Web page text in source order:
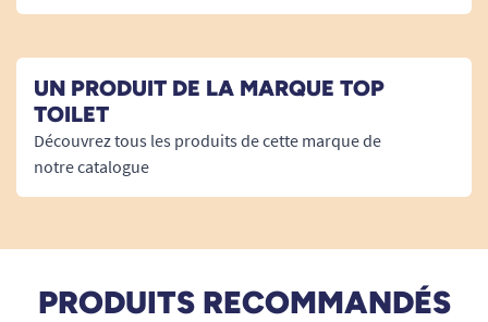
Retrouvez tous nos abattants de toilettes
japonais.
UN PRODUIT DE LA MARQUE TOP
TOILET
Découvrez tous les produits de cette marque de
notre catalogue
PRODUITS RECOMMANDÉS